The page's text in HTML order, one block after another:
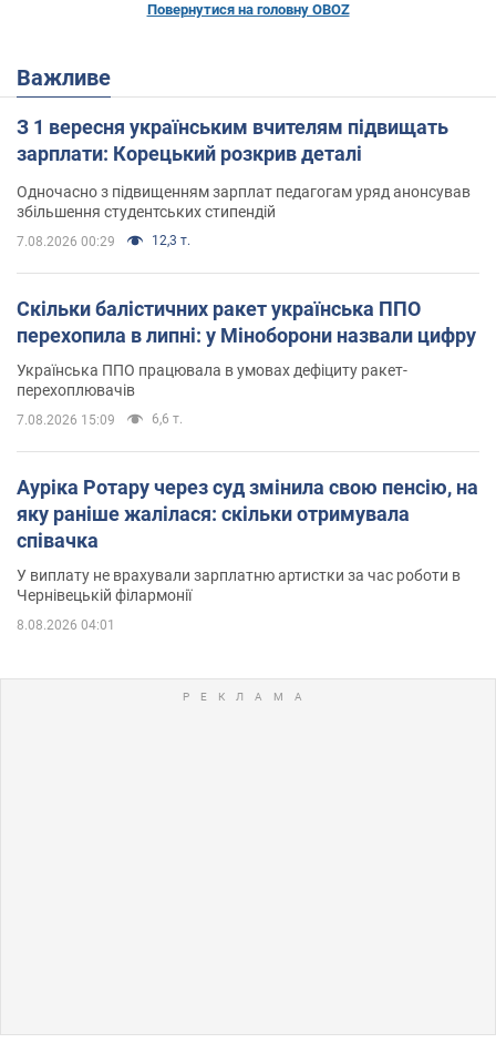
Повернутися на головну OBOZ
Важливе
З 1 вересня українським вчителям підвищать
зарплати: Корецький розкрив деталі
Одночасно з підвищенням зарплат педагогам уряд анонсував
збільшення студентських стипендій
7.08.2026 00:29 12,3 т.
Скільки балістичних ракет українська ППО
перехопила в липні: у Міноборони назвали цифру
Українська ППО працювала в умовах дефіциту ракет-
перехоплювачів
7.08.2026 15:09 6,6 т.
Ауріка Ротару через суд змінила свою пенсію, на
яку раніше жалілася: скільки отримувала
співачка
У виплату не врахували зарплатню артистки за час роботи в
Чернівецькій філармонії
8.08.2026 04:01